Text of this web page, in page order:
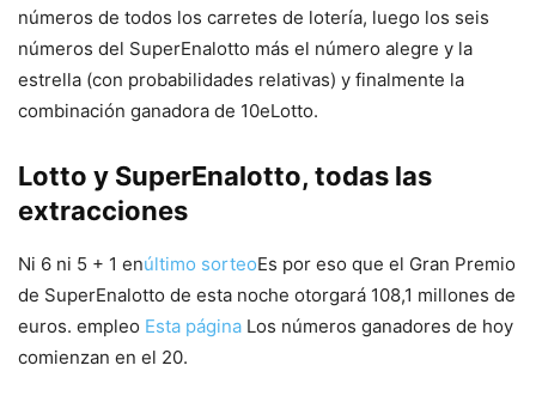
números de todos los carretes de lotería, luego los seis
números del SuperEnalotto más el número alegre y la
estrella (con probabilidades relativas) y finalmente la
combinación ganadora de 10eLotto.
Lotto y SuperEnalotto, todas las
extracciones
Ni 6 ni 5 + 1 enúltimo sorteoEs por eso que el Gran Premio
de SuperEnalotto de esta noche otorgará 108,1 millones de
euros. empleo Esta página Los números ganadores de hoy
comienzan en el 20.